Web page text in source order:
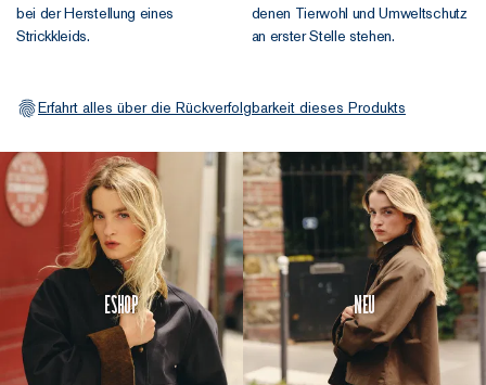
kleben oder
einzuengen.
Lang genug,
um zu
strecken,
locker genug,
um sich mit
euch zu
bewegen.
bei der Herstellung eines
Strickkleids.
denen Tierwohl und Umweltschutz
an erster Stelle stehen.
Erfahrt alles über die Rückverfolgbarkeit dieses Produkts
Eshop Neu